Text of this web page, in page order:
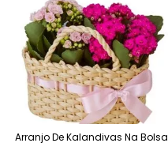
Arranjo De Kalandivas Na Bolsa